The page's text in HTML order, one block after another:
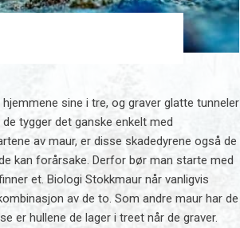
sine i tre, og graver glatte tunneler
tygger det ganske enkelt med
av maur, er disse skadedyrene også de
kan forårsake. Derfor bør man starte med
et. Biologi Stokkmaur når vanligvis
av de to. Som andre maur har de
er hullene de lager i treet når de graver.